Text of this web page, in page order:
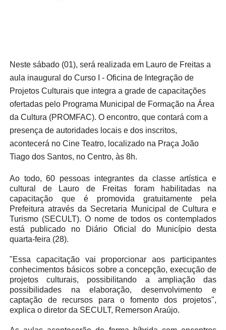
Neste sábado (01), será realizada em Lauro de Freitas a
aula inaugural do Curso I - Oficina de Integração de
Projetos Culturais que integra a grade de capacitações
ofertadas pelo Programa Municipal de Formação na Área
da Cultura (PROMFAC). O encontro, que contará com a
presença de autoridades locais e dos inscritos,
acontecerá no Cine Teatro, localizado na Praça João
Tiago dos Santos, no Centro, às 8h.
Ao todo, 60 pessoas integrantes da classe artística e
cultural de Lauro de Freitas foram habilitadas na
capacitação que é promovida gratuitamente pela
Prefeitura através da Secretaria Municipal de Cultura e
Turismo (SECULT). O nome de todos os contemplados
está publicado no Diário Oficial do Município desta
quarta-feira (28).
"Essa capacitação vai proporcionar aos participantes
conhecimentos básicos sobre a concepção, execução de
projetos culturais, possibilitando a ampliação das
possibilidades na elaboração, desenvolvimento e
captação de recursos para o fomento dos projetos",
explica o diretor da SECULT, Remerson Araújo.